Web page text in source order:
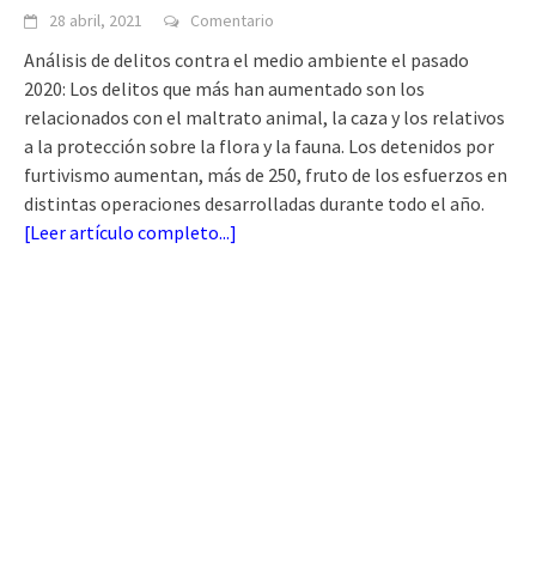
28 abril, 2021 Comentario
Análisis de delitos contra el medio ambiente el pasado
2020: Los delitos que más han aumentado son los
relacionados con el maltrato animal, la caza y los relativos
a la protección sobre la flora y la fauna. Los detenidos por
furtivismo aumentan, más de 250, fruto de los esfuerzos en
distintas operaciones desarrolladas durante todo el año.
[Leer artículo completo...]